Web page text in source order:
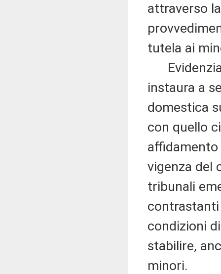
attraverso
tutela ai
Evidenzia
instaura a
domestica
con quello
vigenza del
tribunali
condizioni
stabilire,
minori.